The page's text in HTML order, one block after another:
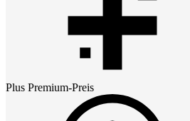
Plus Premium-Preis